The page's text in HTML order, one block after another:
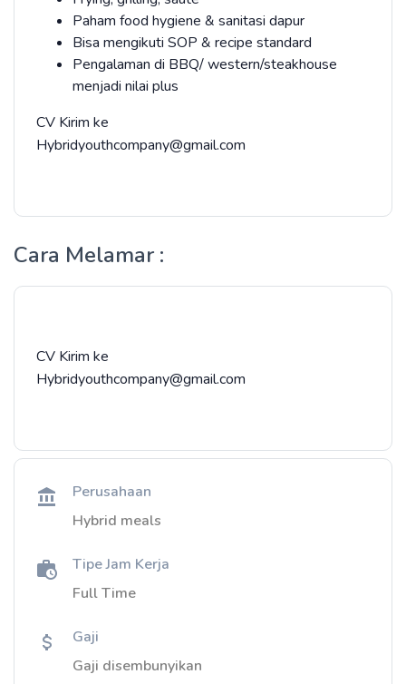
Paham food hygiene & sanitasi dapur
Bisa mengikuti SOP & recipe standard
Pengalaman di BBQ/ western/steakhouse
menjadi nilai plus
CV Kirim ke
Hybridyouthcompany@gmail.com
Cara Melamar :
CV Kirim ke
Hybridyouthcompany@gmail.com
Perusahaan
Hybrid meals
Tipe Jam Kerja
Full Time
Gaji
Gaji disembunyikan